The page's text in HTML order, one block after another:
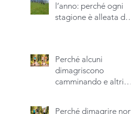
l’anno: perché ogni
stagione è alleata del
Perché alcuni
dimagriscono
camminando e altri
Perché dimagrire non